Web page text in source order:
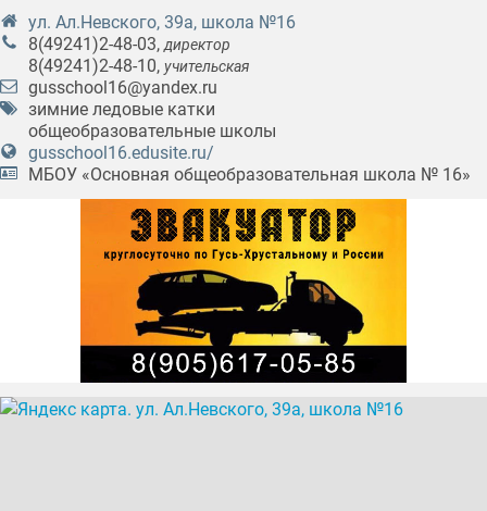
ул. Ал.Невского, 39а, школа №16
8(49241)2-48-03, директор
8(49241)2-48-10, учительская
gusschool16@yandex.ru
зимние ледовые катки
общеобразовательные школы
gusschool16.edusite.ru/
МБОУ «Основная общеобразовательная школа № 16»